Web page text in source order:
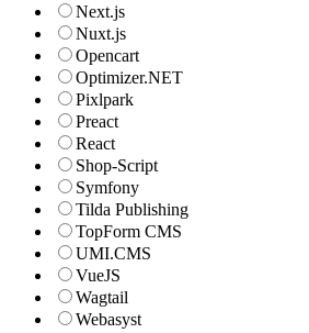
Next.js
Nuxt.js
Opencart
Optimizer.NET
Pixlpark
Preact
React
Shop-Script
Symfony
Tilda Publishing
TopForm CMS
UMI.CMS
VueJS
Wagtail
Webasyst